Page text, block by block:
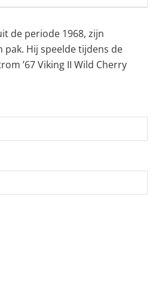
de periode 1968, zijn
pak. Hij speelde tijdens de
’67 Viking II Wild Cherry